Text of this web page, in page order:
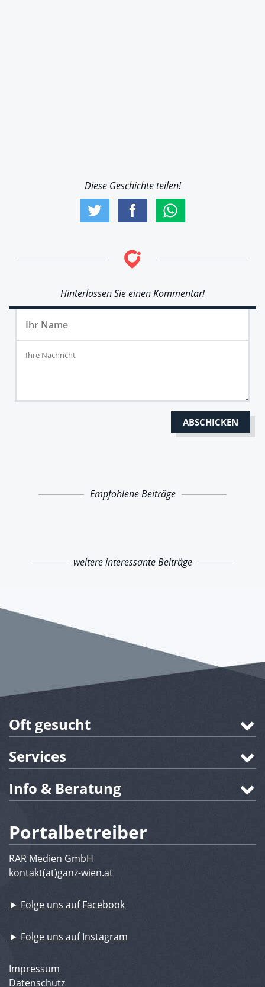
Diese Geschichte teilen!
Hinterlassen Sie einen Kommentar!
Empfohlene Beiträge
weitere interessante Beiträge
Oft gesucht
Services
Info & Beratung
Portalbetreiber
RAR Medien GmbH
kontakt(at)ganz-wien.at
► Folge uns auf Facebook
► Folge uns auf Instagram
Impressum
Datenschutz